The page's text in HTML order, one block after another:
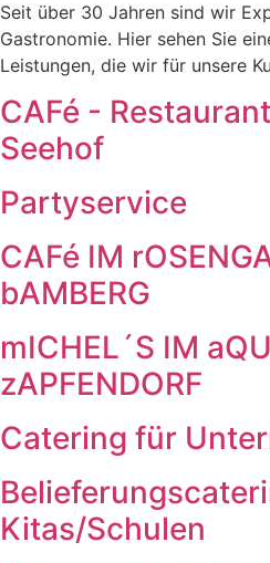
Seit über 30 Jahren sind wir
Gastronomie. Hier sehen Sie
Leistungen, die wir für unsere
CAFé -
Seehof
Partyservice
CAFé IM
bAMBERG
mICHEL´S IM
zAPFENDORF
Catering für
Kitas/Schulen